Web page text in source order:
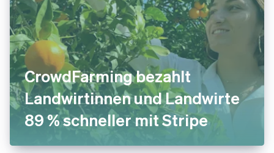
CrowdFarming bezahlt
Landwirtinnen und Landwirte
89 % schneller mit Stripe